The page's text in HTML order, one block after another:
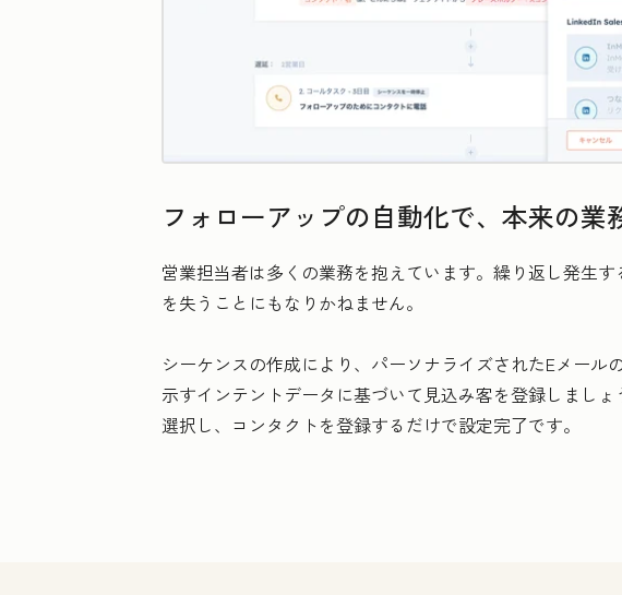
フォローアップの自動化で、本来の業
営業担当者は多くの業務を抱えています。繰り返し発生
を失うことにもなりかねません。
シーケンスの作成により、パーソナライズされたEメー
示すインテントデータに基づいて見込み客を登録しまし
選択し、コンタクトを登録するだけで設定完了です。